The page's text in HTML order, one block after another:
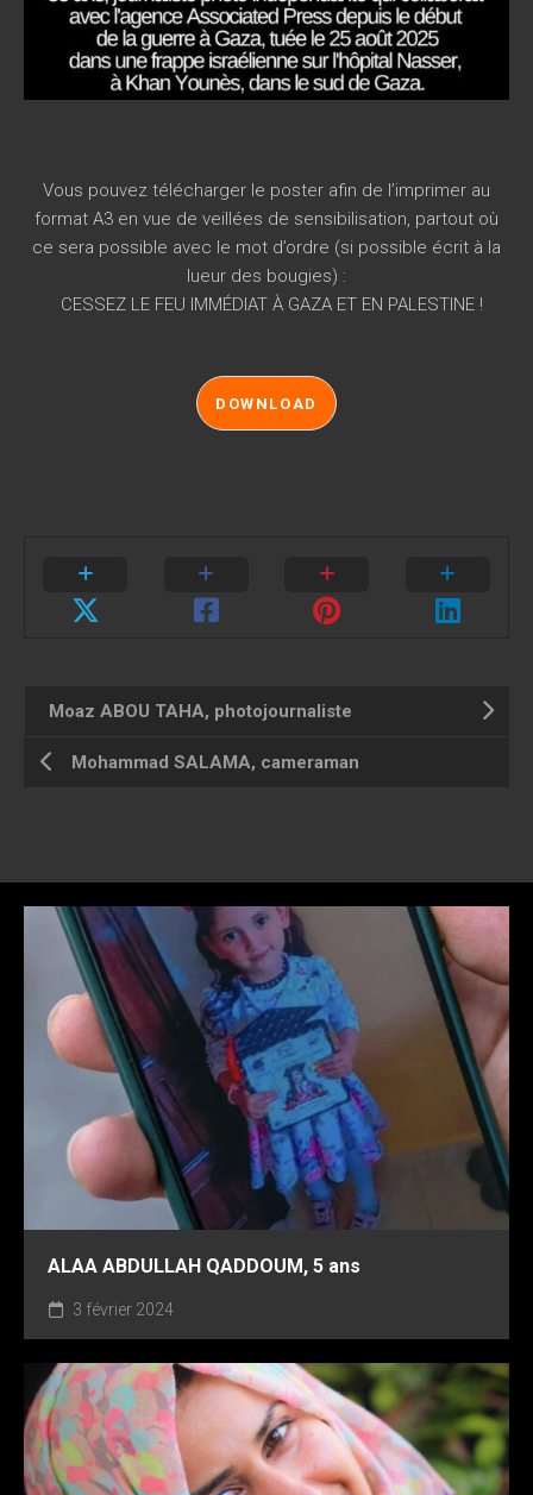
Vous pouvez télécharger le poster afin de l’imprimer au
format A3 en vue de veillées de sensibilisation, partout où
ce sera possible avec le mot d’ordre (si possible écrit à la
lueur des bougies) :
CESSEZ LE FEU IMMÉDIAT À GAZA ET EN PALESTINE !
DOWNLOAD
Moaz ABOU TAHA, photojournaliste
Mohammad SALAMA, cameraman
ALAA ABDULLAH QADDOUM, 5 ans
3 février 2024